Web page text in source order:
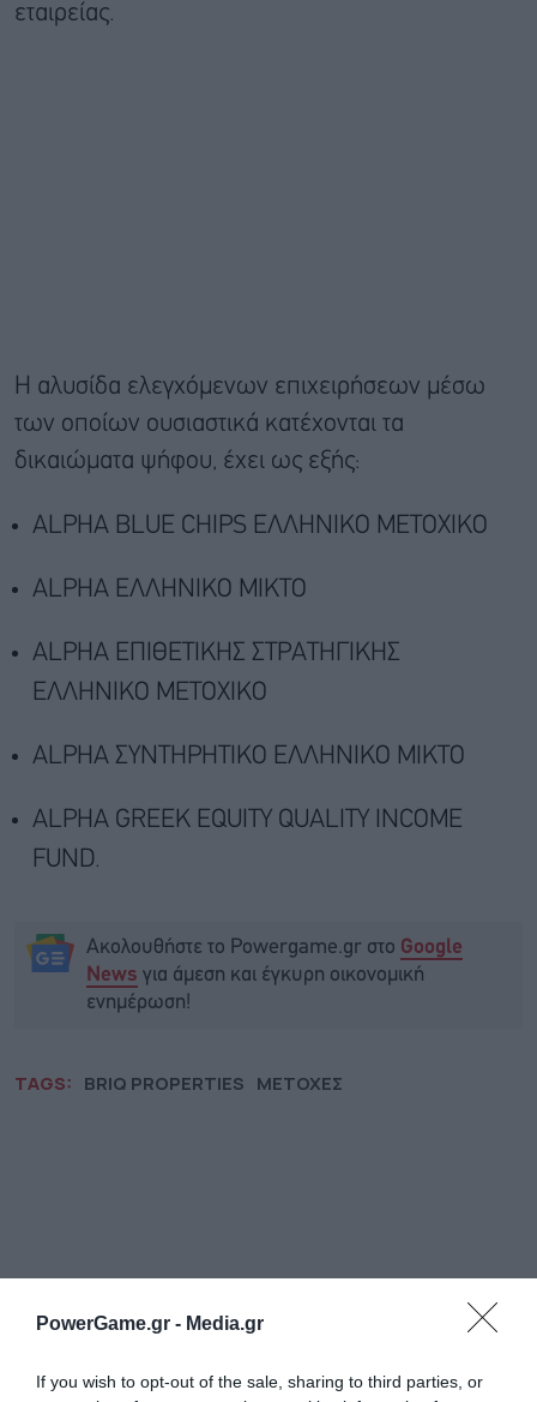
PowerGame.gr - Media.gr
If you wish to opt-out of the sale, sharing to third parties, or
εταιρείας.
Η αλυσίδα ελεγχόμενων επιχειρήσεων μέσω
των οποίων ουσιαστικά κατέχονται τα
δικαιώματα ψήφου, έχει ως εξής:
ALPHA BLUE CHIPS ΕΛΛΗΝΙΚΟ ΜΕΤΟΧΙΚΟ
ALPHA ΕΛΛΗΝΙΚΟ MIKTO
ALPHA ΕΠΙΘΕΤΙΚΗΣ ΣΤΡΑΤΗΓΙΚΗΣ
ΕΛΛΗΝΙΚΟ ΜΕΤΟΧIKO
ALPHA ΣΥΝΤΗΡΗΤΙΚΟ ΕΛΛΗΝΙΚΟ ΜΙΚΤΟ
ALPHA GREEK EQUITY QUALITY INCOME
FUND.
Ακολουθήστε το Powergame.gr στο Google
News για άμεση και έγκυρη οικονομική
ενημέρωση!
TAGS: BRIQ PROPERTIES ΜΕΤΟΧΕΣ